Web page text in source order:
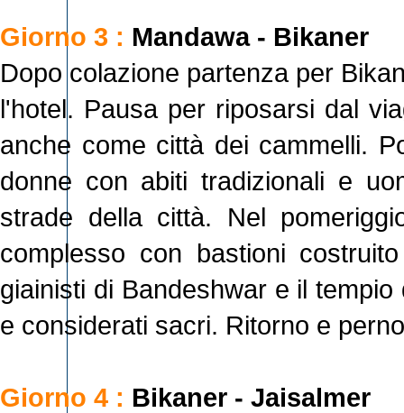
Giorno 3 : Mandawa - Bikaner
Dopo colazione partenza per
l'hotel. Pausa per riposarsi dal
anche come città dei cammelli.
donne con abiti tradizionali e
strade della città. Nel
complesso con bastioni
giainisti di Bandeshwar e il
e considerati sacri. Ritorno e
Giorno 4 : Bikaner - Jaisalmer